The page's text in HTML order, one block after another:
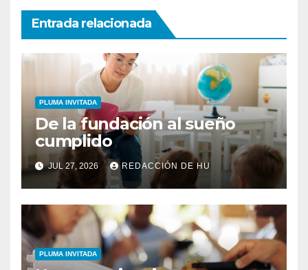
Entrada relacionada
PLUMA INVITADA
De la fundación al sueño
cumplido
JUL 27, 2026 REDACCIÓN DE HU
PLUMA INVITADA